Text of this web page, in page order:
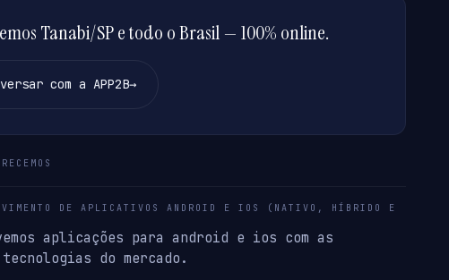
Tanabi/SP e todo o Brasil — 100% online.
com a APP2B→
DE APLICATIVOS ANDROID E IOS (NATIVO, HÍBRIDO E
aplicações para android e ios com as
do mercado.